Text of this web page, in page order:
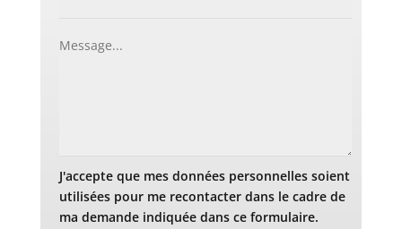
J'accepte que mes données personnelles soient
utilisées pour me recontacter dans le cadre de
ma demande indiquée dans ce formulaire.